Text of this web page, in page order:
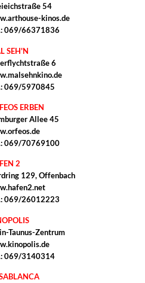
54
kinos.de
069/66371836
SEH'N
6
069/5970845
ERBEN
Allee 45
069/70769100
2
129, Offenbach
069/26012223
Taunus-Zentrum
069/3140314